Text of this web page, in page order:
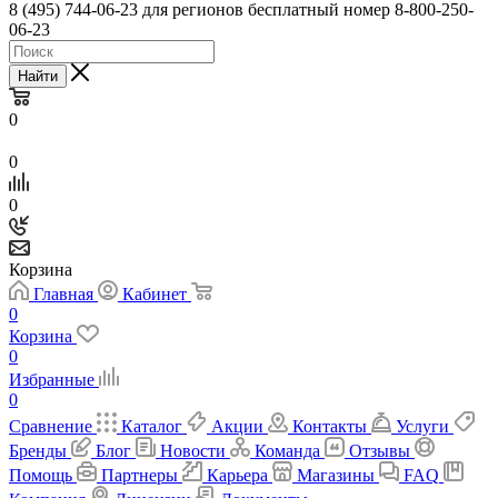
8 (495) 744-06-23 для регионов бесплатный номер 8-800-250-
06-23
Найти
0
0
0
Корзина
Главная
Кабинет
0
Корзина
0
Избранные
0
Сравнение
Каталог Акции Контакты
Услуги
Бренды
Блог Новости Команда
Отзывы
Помощь
Партнеры Карьера Магазины
FAQ